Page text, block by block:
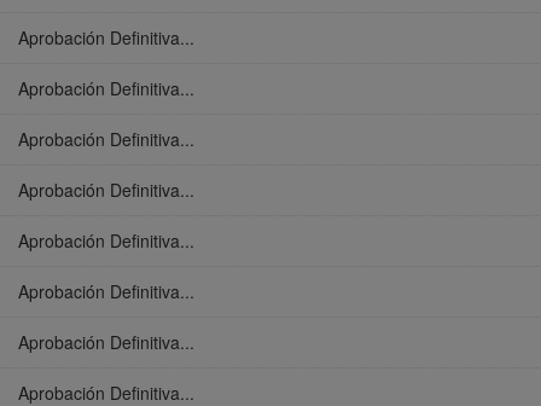
Aprobación Definitiva...
Aprobación Definitiva...
Aprobación Definitiva...
Aprobación Definitiva...
Aprobación Definitiva...
Aprobación Definitiva...
Aprobación Definitiva...
Aprobación Definitiva...